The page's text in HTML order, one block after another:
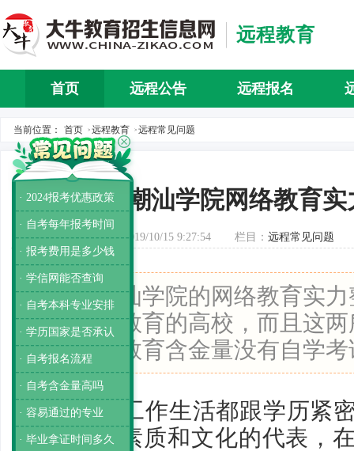
远程教育
首页 远程公告 远程报名
当前位置： 首页 > 远程教育 > 远程常见问题
潮汕学院网络教育
发布时间：2019/10/15 9:27:54 栏目： 远程常见问题
导读：潮汕学院的网络教育实
同有网络教育的高校，而且这
生，网络教育含金量没有自学
现在的工作生活都跟学历紧
高学历是素质和文化的代表，
· 2024报考优惠政策
· 自考每年报考时间
· 报考费用是多少钱
· 学信网能否查询
· 自考本科专业安排
· 学历国家是否承认
· 自考报名流程
· 自考含金量高吗
· 容易通过的专业
· 毕业拿证时间多久